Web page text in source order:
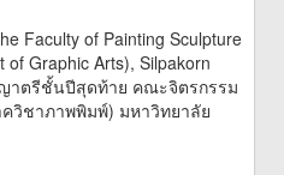
Faculty of Painting Sculpture
Graphic Arts), Silpakorn
าตรีชั้นปีสุดท้าย คณะจิตรกรรม
วิชาภาพพิมพ์) มหาวิทยาลัย